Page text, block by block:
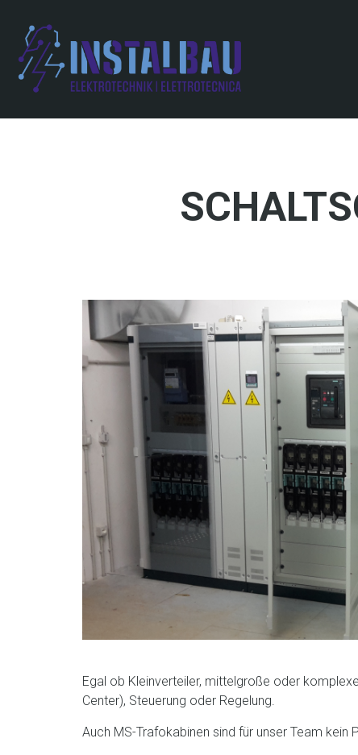
Inhalt
Egal ob Kleinverteiler, mittelgroße oder
Center), Steuerung oder Regelung.
Auch MS-Trafokabinen sind für unser Team kein